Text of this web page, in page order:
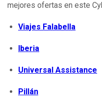
mejores ofertas en este
Viajes Falabella
Iberia
Universal Assistance
Pillán